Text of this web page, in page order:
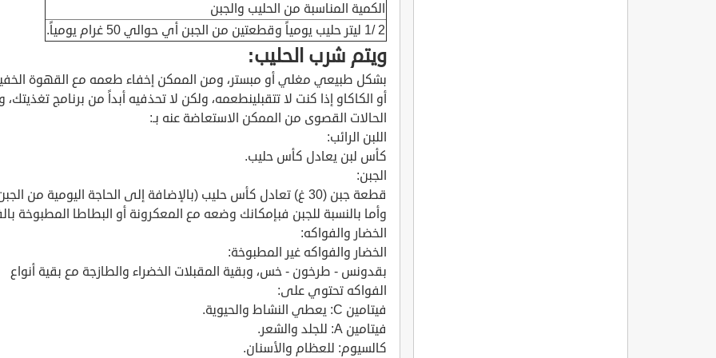
الكمية المناسبة من الحليب والجبن
2 /1 ليتر حليب يومياً وقطعتين من الجبن أي حوالي 50 غرام يومياً.
ويتم شرب الحليب:
بشكل طبيعي مغلي أو مبستر، ومن الممكن إخفاء طعمه مع القهوة
أو الكاكاو إذا كنت لا تتقبلينطعمه، ولكن لا تحذفيه أبداً من برنامج
الحالات القصوى من الممكن الاستعاضة عنه بـ:
اللبن الرائب:
كأس لبن يعادل كأس حليب.
الجبن:
قطعة جبن (30 غ) تعادل كأس حليب (بالإضافة إلى الحاجة اليومية من الجبن).
وأما بالنسبة للجبن فبإمكانك وضعه مع المعكرونة أو البطاطا المطبوخة
الخضار والفواكه:
الخضار والفواكه غير المطبوخة:
بقدونس - طرخون - خس، وبقية المقبلات الخضراء والطازجة مع بقية أنواع
الفواكه تحتوي على:
فيتامين C: يعطي النشاط والحيوية.
فيتامين A: للجلد والشعر.
كالسيوم: للعظام والأسنان.